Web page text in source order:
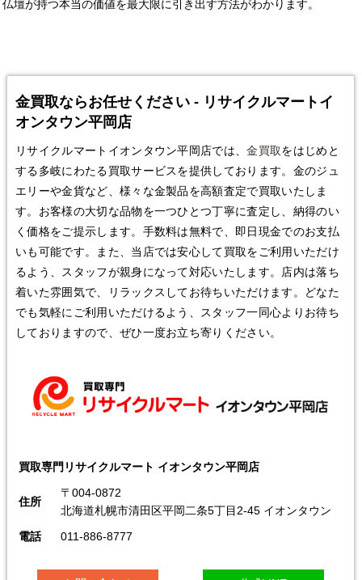
仏壇が持つ本当の価値を最大限に引き出す方法がわかります。
金買取ならお任せください - リサイクルマートイ
オンタウン平岡店
リサイクルマートイオンタウン平岡店では、金買取をはじめと
する多岐にわたる買取サービスを提供しております。金のジュ
エリーや金貨など、様々な金製品を高額査定で買取いたしま
す。お客様の大切な品物を一つひとつ丁寧に査定し、納得のい
く価格をご提示します。手数料は無料で、即日現金でのお支払
いも可能です。また、当店では安心して買取をご利用いただけ
るよう、スタッフが親身になって対応いたします。店内は落ち
着いた雰囲気で、リラックスしてお待ちいただけます。どなた
でも気軽にご利用いただけるよう、スタッフ一同心よりお待ち
しておりますので、ぜひ一度お立ち寄りください。
買取専門リサイクルマート イオンタウン平岡店
住所
〒004-0872
北海道札幌市清田区平岡二条5丁目2-45 イオンタウン
電話
011-886-8777